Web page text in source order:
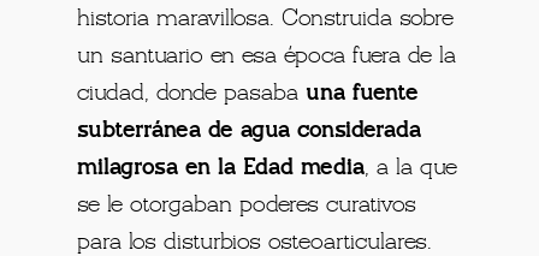
historia maravillosa. Construida sobre
un santuario en esa época fuera de la
ciudad, donde pasaba una fuente
subterránea de agua considerada
milagrosa en la Edad media, a la que
se le otorgaban poderes curativos
para los disturbios osteoarticulares.